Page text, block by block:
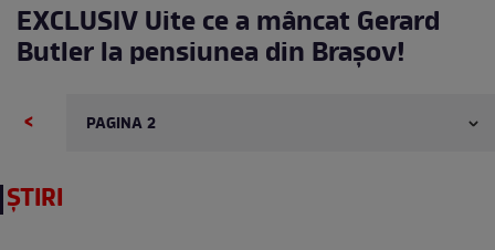
EXCLUSIV Uite ce a mâncat Gerard
Butler la pensiunea din Braşov!
<
ȘTIRI